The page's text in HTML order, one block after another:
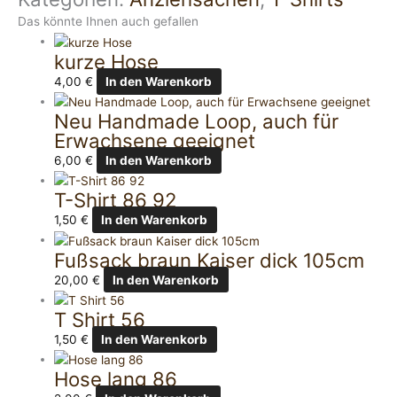
Das könnte Ihnen auch gefallen
kurze Hose
4,00€ In den Warenkorb
Neu Handmade Loop, auch für
Erwachsene geeignet
6,00€ In den Warenkorb
T-Shirt 86 92
1,50€ In den Warenkorb
Fußsack braun Kaiser dick 105cm
20,00€ In den Warenkorb
T Shirt 56
1,50€ In den Warenkorb
Hose lang 86